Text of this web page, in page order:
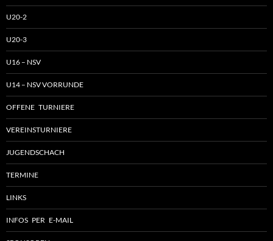
U20-2
U20-3
U16 – NSV
U14 – NSV VORRUNDE
OFFENE TURNIERE
VEREINSTURNIERE
JUGENDSCHACH
TERMINE
LINKS
INFOS PER E-MAIL